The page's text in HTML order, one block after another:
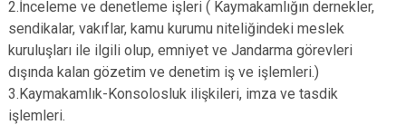
2.İnceleme ve denetleme işleri ( Kaymakamlığın dernekler,
sendikalar, vakıflar, kamu kurumu niteliğindeki meslek
kuruluşları ile ilgili olup, emniyet ve Jandarma görevleri
dışında kalan gözetim ve denetim iş ve işlemleri.)
3.Kaymakamlık-Konsolosluk ilişkileri, imza ve tasdik
işlemleri.